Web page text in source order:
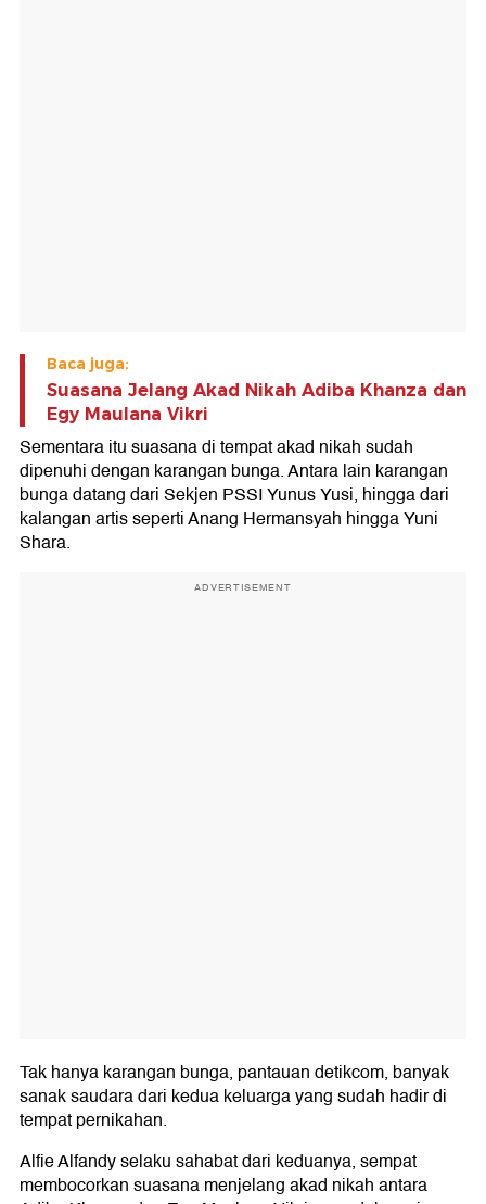
Baca juga:
Suasana Jelang Akad Nikah Adiba Khanza dan
Egy Maulana Vikri
Sementara itu suasana di tempat akad nikah sudah
dipenuhi dengan karangan bunga. Antara lain karangan
bunga datang dari Sekjen PSSI Yunus Yusi, hingga dari
kalangan artis seperti Anang Hermansyah hingga Yuni
Shara.
ADVERTISEMENT
Tak hanya karangan bunga, pantauan detikcom, banyak
sanak saudara dari kedua keluarga yang sudah hadir di
tempat pernikahan.
Alfie Alfandy selaku sahabat dari keduanya, sempat
membocorkan suasana menjelang akad nikah antara